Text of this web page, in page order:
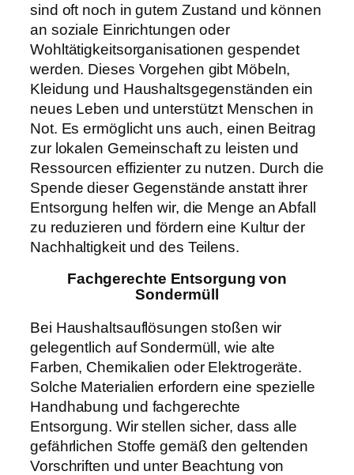
sind oft noch in gutem Zustand und können
an soziale Einrichtungen oder
Wohltätigkeitsorganisationen gespendet
werden. Dieses Vorgehen gibt Möbeln,
Kleidung und Haushaltsgegenständen ein
neues Leben und unterstützt Menschen in
Not. Es ermöglicht uns auch, einen Beitrag
zur lokalen Gemeinschaft zu leisten und
Ressourcen effizienter zu nutzen. Durch die
Spende dieser Gegenstände anstatt ihrer
Entsorgung helfen wir, die Menge an Abfall
zu reduzieren und fördern eine Kultur der
Nachhaltigkeit und des Teilens.
Fachgerechte Entsorgung von
Sondermüll
Bei Haushaltsauflösungen stoßen wir
gelegentlich auf Sondermüll, wie alte
Farben, Chemikalien oder Elektrogeräte.
Solche Materialien erfordern eine spezielle
Handhabung und fachgerechte
Entsorgung. Wir stellen sicher, dass alle
gefährlichen Stoffe gemäß den geltenden
Vorschriften und unter Beachtung von